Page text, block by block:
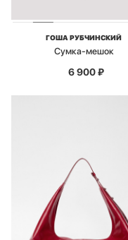
ГОША РУБЧИНСКИЙ
Сумка-мешок
6 900₽